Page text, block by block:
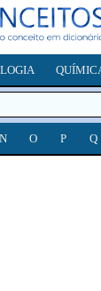
N O P Q